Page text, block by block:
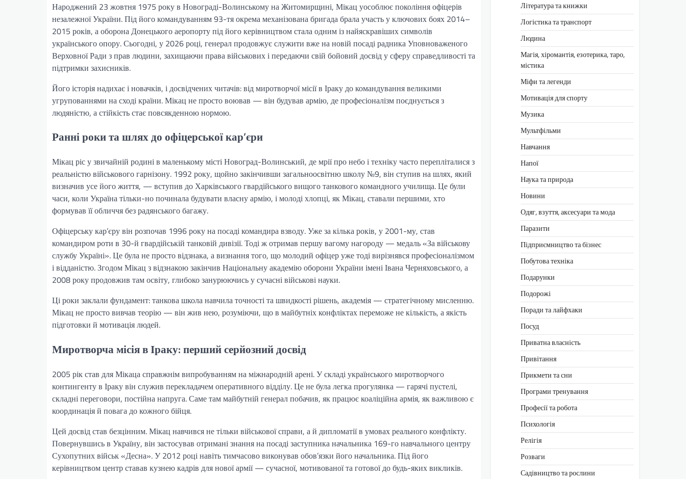
Народжений 23 жовтня 1975 року в Новограді-Волинському на Житомирщині, Мікац уособлює покоління офіцерів
незалежної України. Під його командуванням 93-тя окрема механізована бригада брала участь у ключових боях 2014–
2015 років, а оборона Донецького аеропорту під його керівництвом стала одним із найяскравіших символів
українського опору. Сьогодні, у 2026 році, генерал продовжує служити вже на новій посаді радника Уповноваженого
Верховної Ради з прав людини, захищаючи права військових і передаючи свій бойовий досвід у сферу справедливості та
підтримки захисників.
Його історія надихає і новачків, і досвідчених читачів: від миротворчої місії в Іраку до командування великими
угрупованнями на сході країни. Мікац не просто воював — він будував армію, де професіоналізм поєднується з
людяністю, а стійкість стає повсякденною нормою.
Ранні роки та шлях до офіцерської кар’єри
Мікац ріс у звичайній родині в маленькому місті Новоград-Волинський, де мрії про небо і техніку часто перепліталися з
реальністю військового гарнізону. 1992 року, щойно закінчивши загальноосвітню школу №9, він ступив на шлях, який
визначив усе його життя, — вступив до Харківського гвардійського вищого танкового командного училища. Це були
часи, коли Україна тільки-но починала будувати власну армію, і молоді хлопці, як Мікац, ставали першими, хто
формував її обличчя без радянського багажу.
Офіцерську кар’єру він розпочав 1996 року на посаді командира взводу. Уже за кілька років, у 2001-му, став
командиром роти в 30-й гвардійській танковій дивізії. Тоді ж отримав першу вагому нагороду — медаль «За військову
службу Україні». Це була не просто відзнака, а визнання того, що молодий офіцер уже тоді вирізнявся професіоналізмом
і відданістю. Згодом Мікац з відзнакою закінчив Національну академію оборони України імені Івана Черняховського, а
2008 року продовжив там освіту, глибоко занурюючись у сучасні військові науки.
Ці роки заклали фундамент: танкова школа навчила точності та швидкості рішень, академія — стратегічному мисленню.
Мікац не просто вивчав теорію — він жив нею, розуміючи, що в майбутніх конфліктах переможе не кількість, а якість
підготовки й мотивація людей.
Миротворча місія в Іраку: перший серйозний досвід
2005 рік став для Мікаца справжнім випробуванням на міжнародній арені. У складі українського миротворчого
контингенту в Іраку він служив перекладачем оперативного відділу. Це не була легка прогулянка — гарячі пустелі,
складні переговори, постійна напруга. Саме там майбутній генерал побачив, як працює коаліційна армія, як важливою є
координація й повага до кожного бійця.
Цей досвід став безцінним. Мікац навчився не тільки військової справи, а й дипломатії в умовах реального конфлікту.
Повернувшись в Україну, він застосував отримані знання на посаді заступника начальника 169-го навчального центру
Сухопутних військ «Десна». У 2012 році навіть тимчасово виконував обов’язки його начальника. Під його
керівництвом центр ставав кузнею кадрів для нової армії — сучасної, мотивованої та готової до будь-яких викликів.
Література та книжки
Логістика та транспорт
Людина
Магія, хіромантія, езотерика, таро,
містика
Міфи та легенди
Мотивація для спорту
Музика
Мультфільми
Навчання
Напої
Наука та природа
Новини
Одяг, взуття, аксесуари та мода
Паразити
Підприємництво та бізнес
Побутова техніка
Подарунки
Подорожі
Поради та лайфхаки
Посуд
Приватна власність
Привітання
Прикмети та сни
Програми тренування
Професії та робота
Психологія
Релігія
Розваги
Садівництво та рослини